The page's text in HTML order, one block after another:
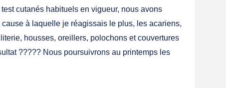
cutanés habituels en vigueur, nous avons
à laquelle je réagissais le plus, les acariens,
housses, oreillers, polochons et couvertures
????? Nous poursuivrons au printemps les